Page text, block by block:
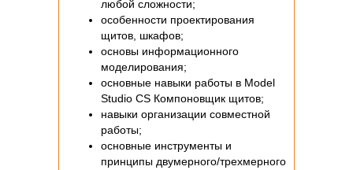
любой сложности;
особенности проектирования
щитов, шкафов;
основы информационного
моделирования;
основные навыки работы в Model
Studio CS Компоновщик щитов;
навыки организации совместной
работы;
основные инструменты и
принципы двумерного/трехмерного